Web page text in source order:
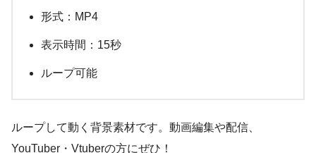
形式：MP4
表示時間：15秒
ループ可能
ループして動く背景素材です。動画編集や配信、
YouTuber・Vtuberの方にぜひ！